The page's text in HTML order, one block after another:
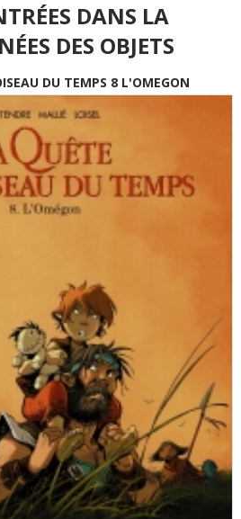
DANS LA
DES OBJETS
DU TEMPS 8 L'OMEGON